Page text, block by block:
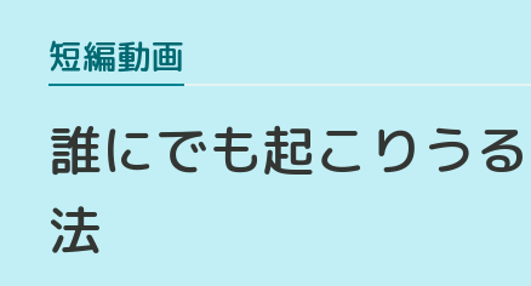
短編動画
誰にでも起こりう
法